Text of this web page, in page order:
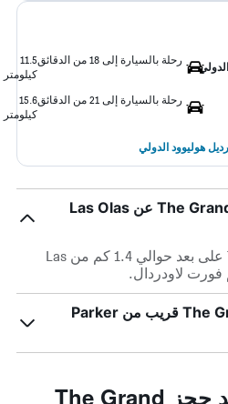
رحلة بالسيارة إلى 18 من الدقائق
11.5
كيلومتر
رحلة بالسيارة إلى 21 من الدقائق
15.6
كيلومتر
هوليوود الدولي
كم يبعد The Grand Resort and Spa عن Las Olas
The Grand Resort and Spa على بعد حوالي 1.4 كم من Las
هل The Grand Resort and Spa قريب من Parker
الأسئلة الشائعة عند حجز The Grand